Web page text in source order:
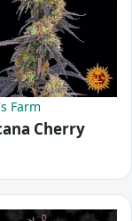
Farm
Cherry